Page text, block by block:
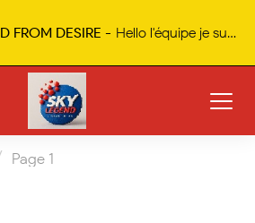
- incroyables skyrock des 90 a valencia 95.9fm
Page 1